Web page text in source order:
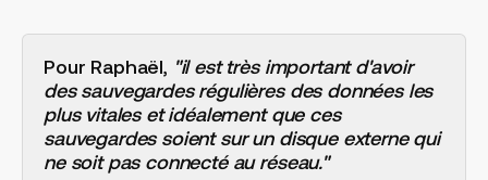
Pour Raphaël, "il est très important d'avoir
des sauvegardes régulières des données les
plus vitales et idéalement que ces
sauvegardes soient sur un disque externe qui
ne soit pas connecté au réseau."